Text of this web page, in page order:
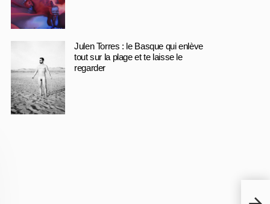
Julen Torres : le Basque qui enlève
tout sur la plage et te laisse le
regarder